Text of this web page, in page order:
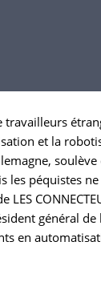
travailleurs
et la
les péquistes
général
en